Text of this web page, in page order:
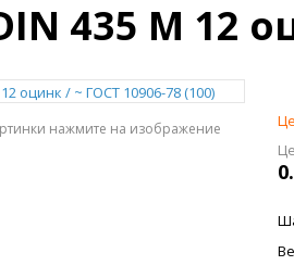
435 M 12
нажмите на изображение